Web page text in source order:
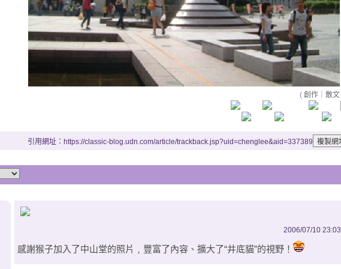
( 創作 散文
引用網址：https://classic-blog.udn.com/article/trackback.jsp?uid=chenglee&aid=337389
2006/07/10 23:03
感謝猴子加入了中山堂的照片﹐豐富了內容、擴大了“井底貓”的視野！